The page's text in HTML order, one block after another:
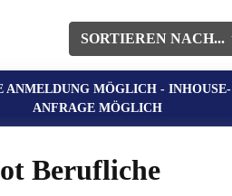
SORTIEREN NACH...
ANMELDUNG MÖGLICH - INHOUSE-
ANFRAGE MÖGLICH
Berufliche